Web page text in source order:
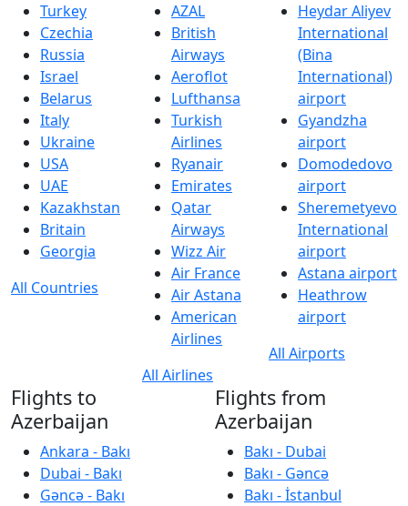
Turkey
Czechia
Russia
Israel
Belarus
Italy
Ukraine
USA
UAE
Kazakhstan
Britain
Georgia
All Countries
AZAL
British
Airways
Aeroflot
Lufthansa
Turkish
Airlines
Ryanair
Emirates
Qatar
Airways
Wizz Air
Air France
Air Astana
American
Airlines
All Airlines
Heydar Aliyev
International
(Bina
International)
airport
Gyandzha
airport
Domodedovo
airport
Sheremetyevo
International
airport
Astana airport
Heathrow
airport
All Airports
Flights to
Azerbaijan
Ankara - Bakı
Dubai - Bakı
Gəncə - Bakı
Flights from
Azerbaijan
Bakı - Dubai
Bakı - Gəncə
Bakı - İstanbul